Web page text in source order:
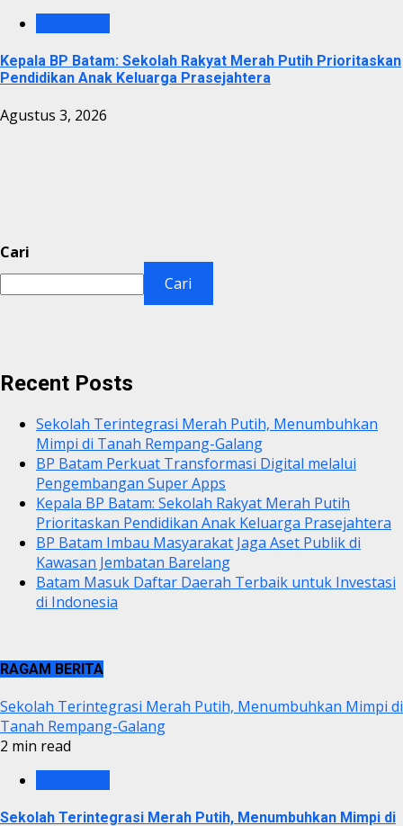
Kepala BP Batam: Sekolah Rakyat Merah Putih Prioritaskan
Pendidikan Anak Keluarga Prasejahtera
Agustus 3, 2026
Cari
Cari
Recent Posts
Sekolah Terintegrasi Merah Putih, Menumbuhkan
Mimpi di Tanah Rempang-Galang
BP Batam Perkuat Transformasi Digital melalui
Pengembangan Super Apps
Kepala BP Batam: Sekolah Rakyat Merah Putih
Prioritaskan Pendidikan Anak Keluarga Prasejahtera
BP Batam Imbau Masyarakat Jaga Aset Publik di
Kawasan Jembatan Barelang
Batam Masuk Daftar Daerah Terbaik untuk Investasi
di Indonesia
RAGAM BERITA
Sekolah Terintegrasi Merah Putih, Menumbuhkan Mimpi di
Tanah Rempang-Galang
2 min read
Sekolah Terintegrasi Merah Putih, Menumbuhkan Mimpi di